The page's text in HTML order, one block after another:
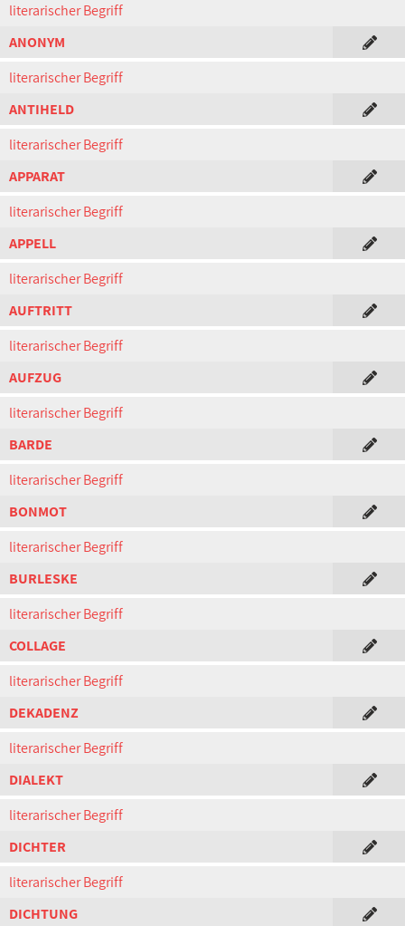
literarischer Begriff
ANONYM
literarischer Begriff
ANTIHELD
literarischer Begriff
APPARAT
literarischer Begriff
APPELL
literarischer Begriff
AUFTRITT
literarischer Begriff
AUFZUG
literarischer Begriff
BARDE
literarischer Begriff
BONMOT
literarischer Begriff
BURLESKE
literarischer Begriff
COLLAGE
literarischer Begriff
DEKADENZ
literarischer Begriff
DIALEKT
literarischer Begriff
DICHTER
literarischer Begriff
DICHTUNG